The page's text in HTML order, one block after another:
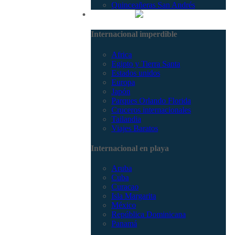
Quinceañeras San Andrés
Internacional imperdible
Africa
Egipto y Tierra Santa
Estados unidos
Europa
Japón
Parques Orlando Florida
Cruceros internacionales
Tailandia
Viajes Baratos
Internacional en playa
Aruba
Cuba
Curacao
Isla Margarita
México
República Dominicana
Panamá